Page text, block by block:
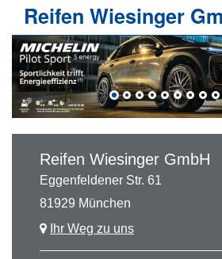
Reifen Wiesinger
Reifen Wiesinger GmbH
Eggenfeldener Str. 61
81929 München
Ihr Weg zu uns